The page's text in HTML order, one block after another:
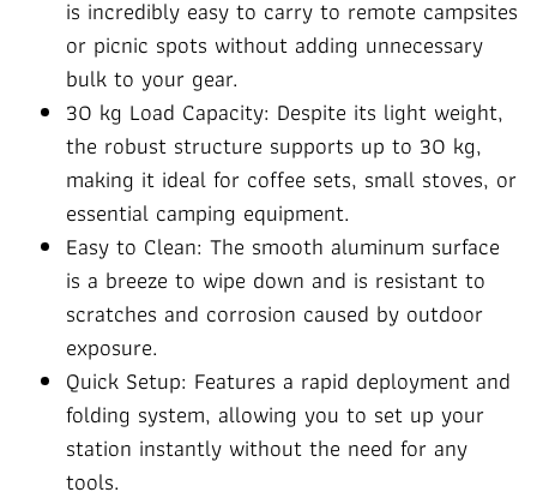
is incredibly easy to carry to remote campsites
or picnic spots without adding unnecessary
bulk to your gear.
30 kg Load Capacity: Despite its light weight,
the robust structure supports up to 30 kg,
making it ideal for coffee sets, small stoves, or
essential camping equipment.
Easy to Clean: The smooth aluminum surface
is a breeze to wipe down and is resistant to
scratches and corrosion caused by outdoor
exposure.
Quick Setup: Features a rapid deployment and
folding system, allowing you to set up your
station instantly without the need for any
tools.